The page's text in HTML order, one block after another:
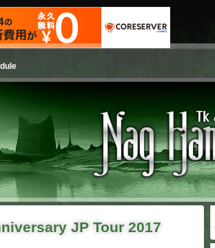
JP Tour 2017